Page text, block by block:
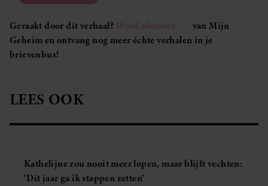
Geraakt door dit verhaal?Word abonnee
van Mijn
Geheim en ontvang nog meer échte verhalen in je
brievenbus!
LEES OOK
Kathelijne zou nooit meer lopen, maar blijft vechten:
‘Dit jaar ga ik stappen zetten’